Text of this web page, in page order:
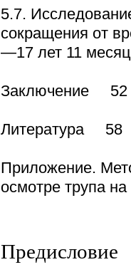
5.7.
сокращения от
—17 лет 11
Заключение 52
Литература 58
Приложение.
осмотре трупа
Предисловие